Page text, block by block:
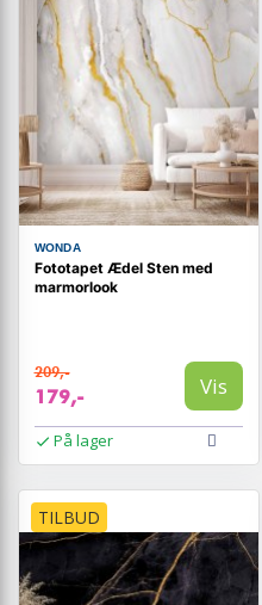
WONDA
Fototapet Ædel Sten med
marmorlook
209,-
179,- Vis
På lager
TILBUD